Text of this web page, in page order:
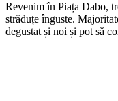
Revenim în Piața Dabo,
străduțe înguste.
degustat și noi și pot să